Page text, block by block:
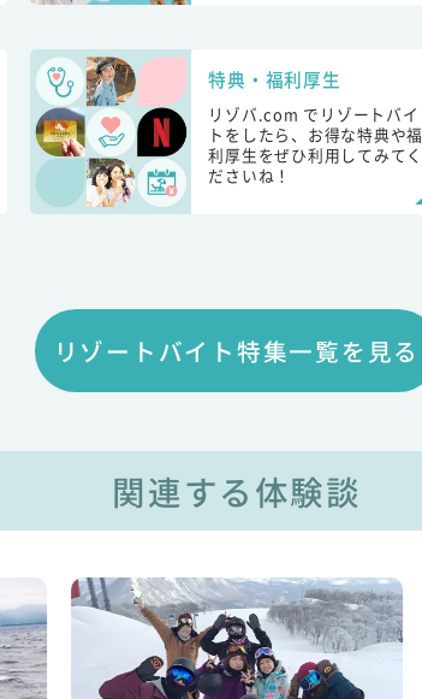
特典・福利厚生
リゾバ.com でリゾートバイ
トをしたら、お得な特典や福
利厚生をぜひ利用してみてく
ださいね！
リゾートバイト特集一覧を見る
関連する体験談